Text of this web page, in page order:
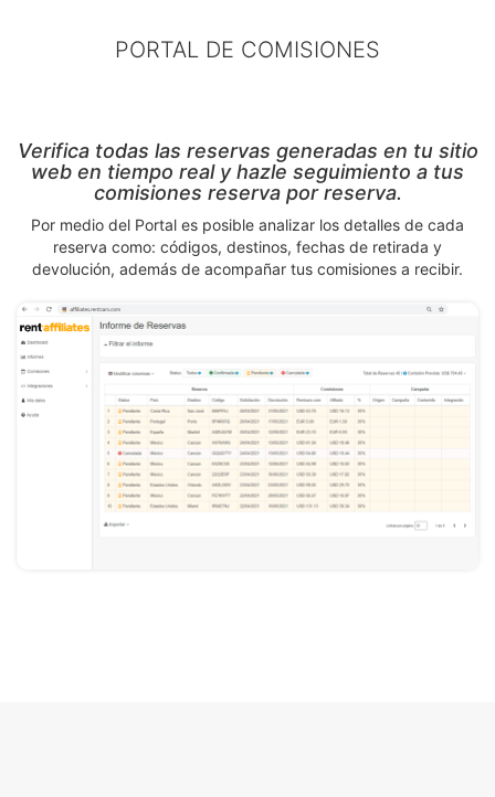
PORTAL DE COMISIONES
Verifica todas las reservas generadas en tu sitio
web en tiempo real y hazle seguimiento a tus
comisiones reserva por reserva.
Por medio del Portal es posible analizar los detalles de cada
reserva como: códigos, destinos, fechas de retirada y
devolución, además de acompañar tus comisiones a recibir.